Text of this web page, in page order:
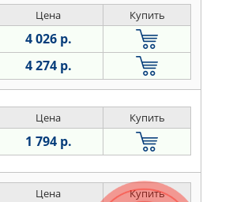
Цена Купить
4 026 р.
4 274 р.
Цена Купить
1 794 р.
Цена Купить